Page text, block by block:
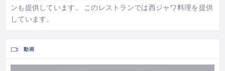
ンも提供しています。 このレストランでは西ジャワ料理を提供
しています。
動画